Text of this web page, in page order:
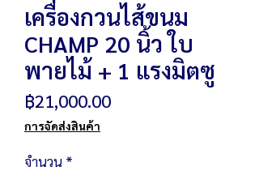
เครื่องกวนไส้ขนม
CHAMP 20 นิ้ว ใบ
พายไม้ + 1 แรงมิตซู
฿21,000.00ราคา
การจัดส่งสินค้า
จำนวน *